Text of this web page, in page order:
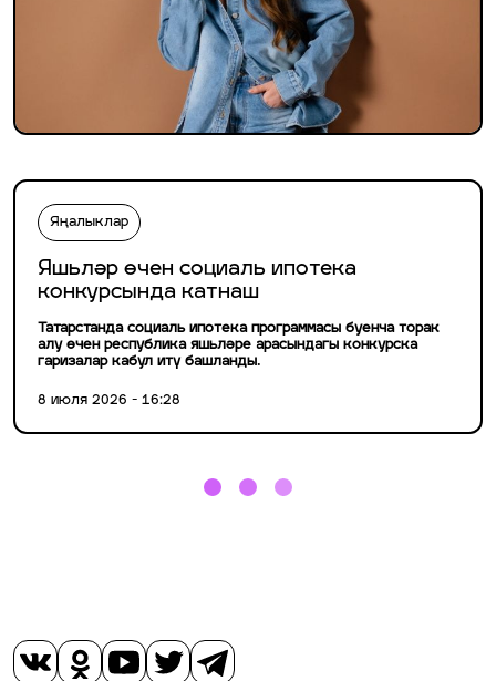
Яңалыклар
Яшьләр өчен социаль ипотека
конкурсында катнаш
Татарстанда социаль ипотека программасы буенча торак
алу өчен республика яшьләре арасындагы конкурска
гаризалар кабул итү башланды.
8 июля 2026 - 16:28